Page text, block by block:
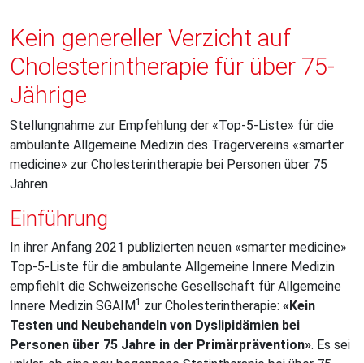
Kein genereller Verzicht auf
Cholesterintherapie für über 75-
Jährige
Stellungnahme zur Empfehlung der «Top-5-Liste» für die
ambulante Allgemeine Medizin des Trägervereins «smarter
medicine» zur Cholesterintherapie bei Personen über 75
Jahren
Einführung
In ihrer Anfang 2021 publizierten neuen «smarter medicine»
Top-5-Liste für die ambulante Allgemeine Innere Medizin
empfiehlt die Schweizerische Gesellschaft für Allgemeine
Innere Medizin SGAIM1 zur Cholesterintherapie: «Kein
Testen und Neubehandeln von Dyslipidämien bei
Personen über 75 Jahre in der Primärprävention». Es sei